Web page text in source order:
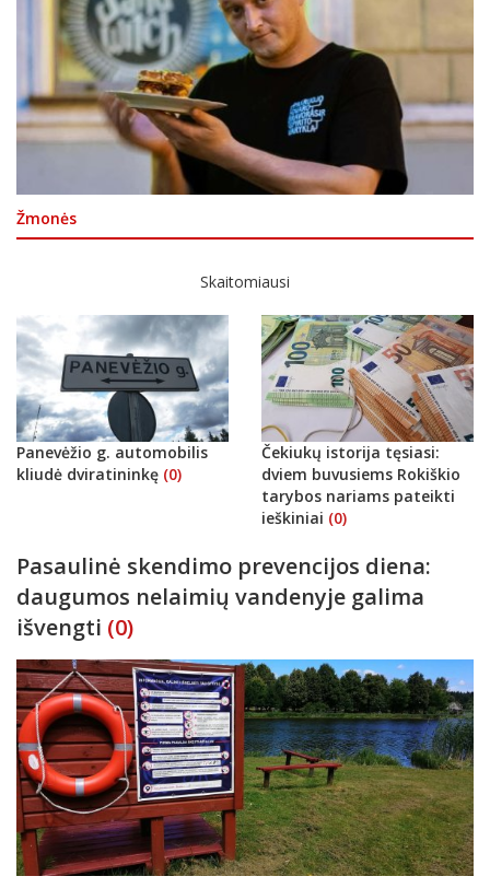
Žmonės
Skaitomiausi
Panevėžio g. automobilis
kliudė dviratininkę (0)
Čekiukų istorija tęsiasi:
dviem buvusiems Rokiškio
tarybos nariams pateikti
ieškiniai (0)
Pasaulinė skendimo prevencijos diena:
daugumos nelaimių vandenyje galima
išvengti (0)